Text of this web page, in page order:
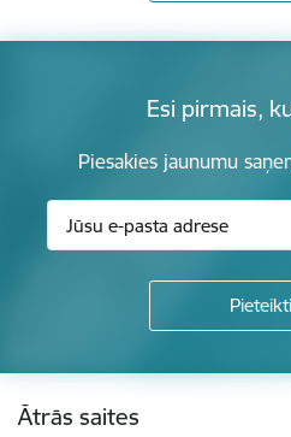
Esi pirmais,
Piesakies jaunumu
Ātrās saites